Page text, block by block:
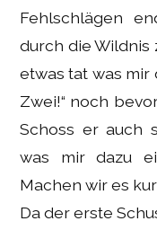
Fehlschlägen
durch die Wildnis
etwas tat was mir
Zwei!
noch
Schoss er auch
was mir dazu
Machen wir es
Da der erste